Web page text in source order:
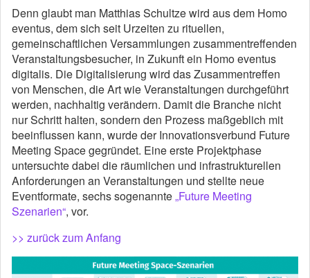
Denn glaubt man Matthias Schultze wird aus dem Homo
eventus, dem sich seit Urzeiten zu rituellen,
gemeinschaftlichen Versammlungen zusammentreffenden
Veranstaltungsbesucher, in Zukunft ein Homo eventus
digitalis. Die Digitalisierung wird das Zusammentreffen
von Menschen, die Art wie Veranstaltungen durchgeführt
werden, nachhaltig verändern. Damit die Branche nicht
nur Schritt halten, sondern den Prozess maßgeblich mit
beeinflussen kann, wurde der Innovationsverbund Future
Meeting Space gegründet. Eine erste Projektphase
untersuchte dabei die räumlichen und infrastrukturellen
Anforderungen an Veranstaltungen und stellte neue
Eventformate, sechs sogenannte„Future Meeting
Szenarien“, vor.
>> zurück zum Anfang